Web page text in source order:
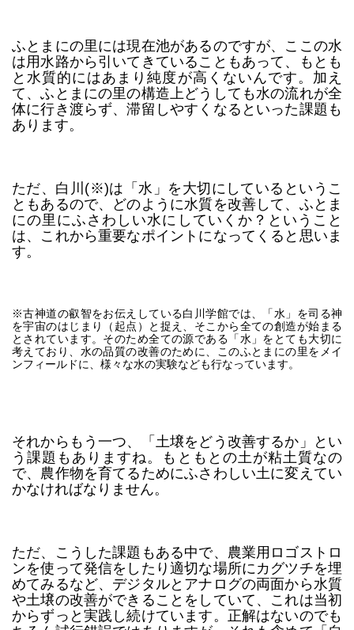
ふとまにの里には現在池があるのですが、ここの水
は用水路から引いてきていることもあって、もとも
と水質的にはあまり純度が高くないんです。加え
て、ふとまにの里の構造上どうしても水の流れが全
体に行き渡らず、滞留しやすくなるといった課題も
あります。
ただ、白川(※)は「水」を大切にしているというこ
ともあるので、どのように水質を改善して、ふとま
にの里にふさわしい水にしていくか？ということ
は、これから重要なポイントになってくると思いま
す。
※古神道の叡智をお伝えしている白川学館では、「水」を司る神
を宇宙のはじまり（起点）と捉え、そこから全ての創造が始まる
とされています。そのため全ての源である「水」をとても大切に
考えており、水の品質の改善のために、このふとまにの里をメイ
ンフィールドに、様々な水の実験なども行なっています。
それからもう一つ、「土壌をどう改善するか」とい
う課題もありますね。もともとの土が粘土質なの
で、農作物を育てるためにふさわしい土に変えてい
かなければなりません。
ただ、こうした課題もある中で、農業用ロゴストロ
ンを使って発信をしたり適切な場所にカグツチを埋
めてみるなど、デジタルとアナログの両面から水質
や土壌の改善ができることをしていて、これは当初
からずっと実践し続けています。正解はないのでも